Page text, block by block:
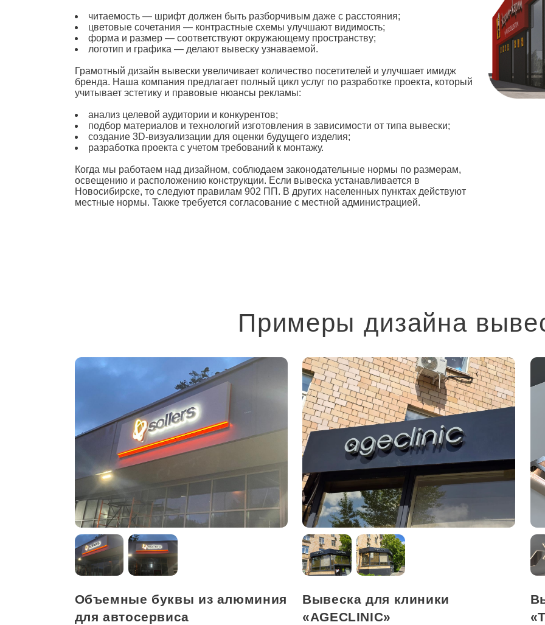
читаемость — шрифт должен быть разборчивым даже с расстояния;
цветовые сочетания — контрастные схемы улучшают видимость;
форма и размер — соответствуют окружающему пространству;
логотип и графика — делают вывеску узнаваемой.
Грамотный дизайн вывески увеличивает количество посетителей и улучшает имидж
бренда. Наша компания предлагает полный цикл услуг по разработке проекта, который
учитывает эстетику и правовые нюансы рекламы:
анализ целевой аудитории и конкурентов;
подбор материалов и технологий изготовления в зависимости от типа вывески;
создание 3D-визуализации для оценки будущего изделия;
разработка проекта с учетом требований к монтажу.
Когда мы работаем над дизайном, соблюдаем законодательные нормы по размерам,
освещению и расположению конструкции. Если вывеска устанавливается в
Новосибирске, то следуют правилам 902 ПП. В других населенных пунктах действуют
местные нормы. Также требуется согласование с местной администрацией.
Примеры дизайна
Объемные буквы из алюминия
для автосервиса
Вывеска для клиники
«AGECLINIC»